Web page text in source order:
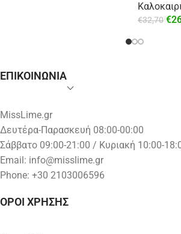
€32,70 €
ΕΠΙΚΟΙΝΩΝΙΑ
MissLime.gr
Δευτέρα-Παρασκευή 08:00-00:00
Σάββατο 09:00-21:00 / Κυριακή 10:00-
Email: info@misslime.gr
Phone: +30 2103006596
ΟΡΟΙ ΧΡΗΣΗΣ